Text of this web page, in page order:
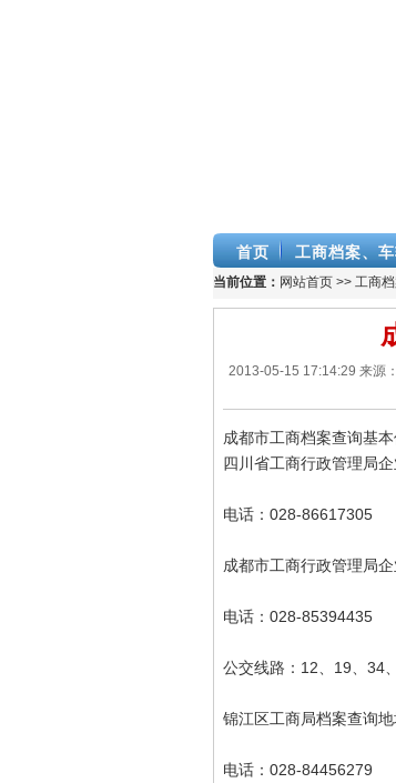
首页 工商档案、
当前位置： 网站首页 >> 工商
2013-05-15 17:14:29 来源
成都市工商档案查询基本
四川省工商行政管理局
电话：028-86617305
成都市工商行政管理局
电话：028-85394435
公交线路：12、19、34
锦江区工商局档案查询
电话：028-84456279